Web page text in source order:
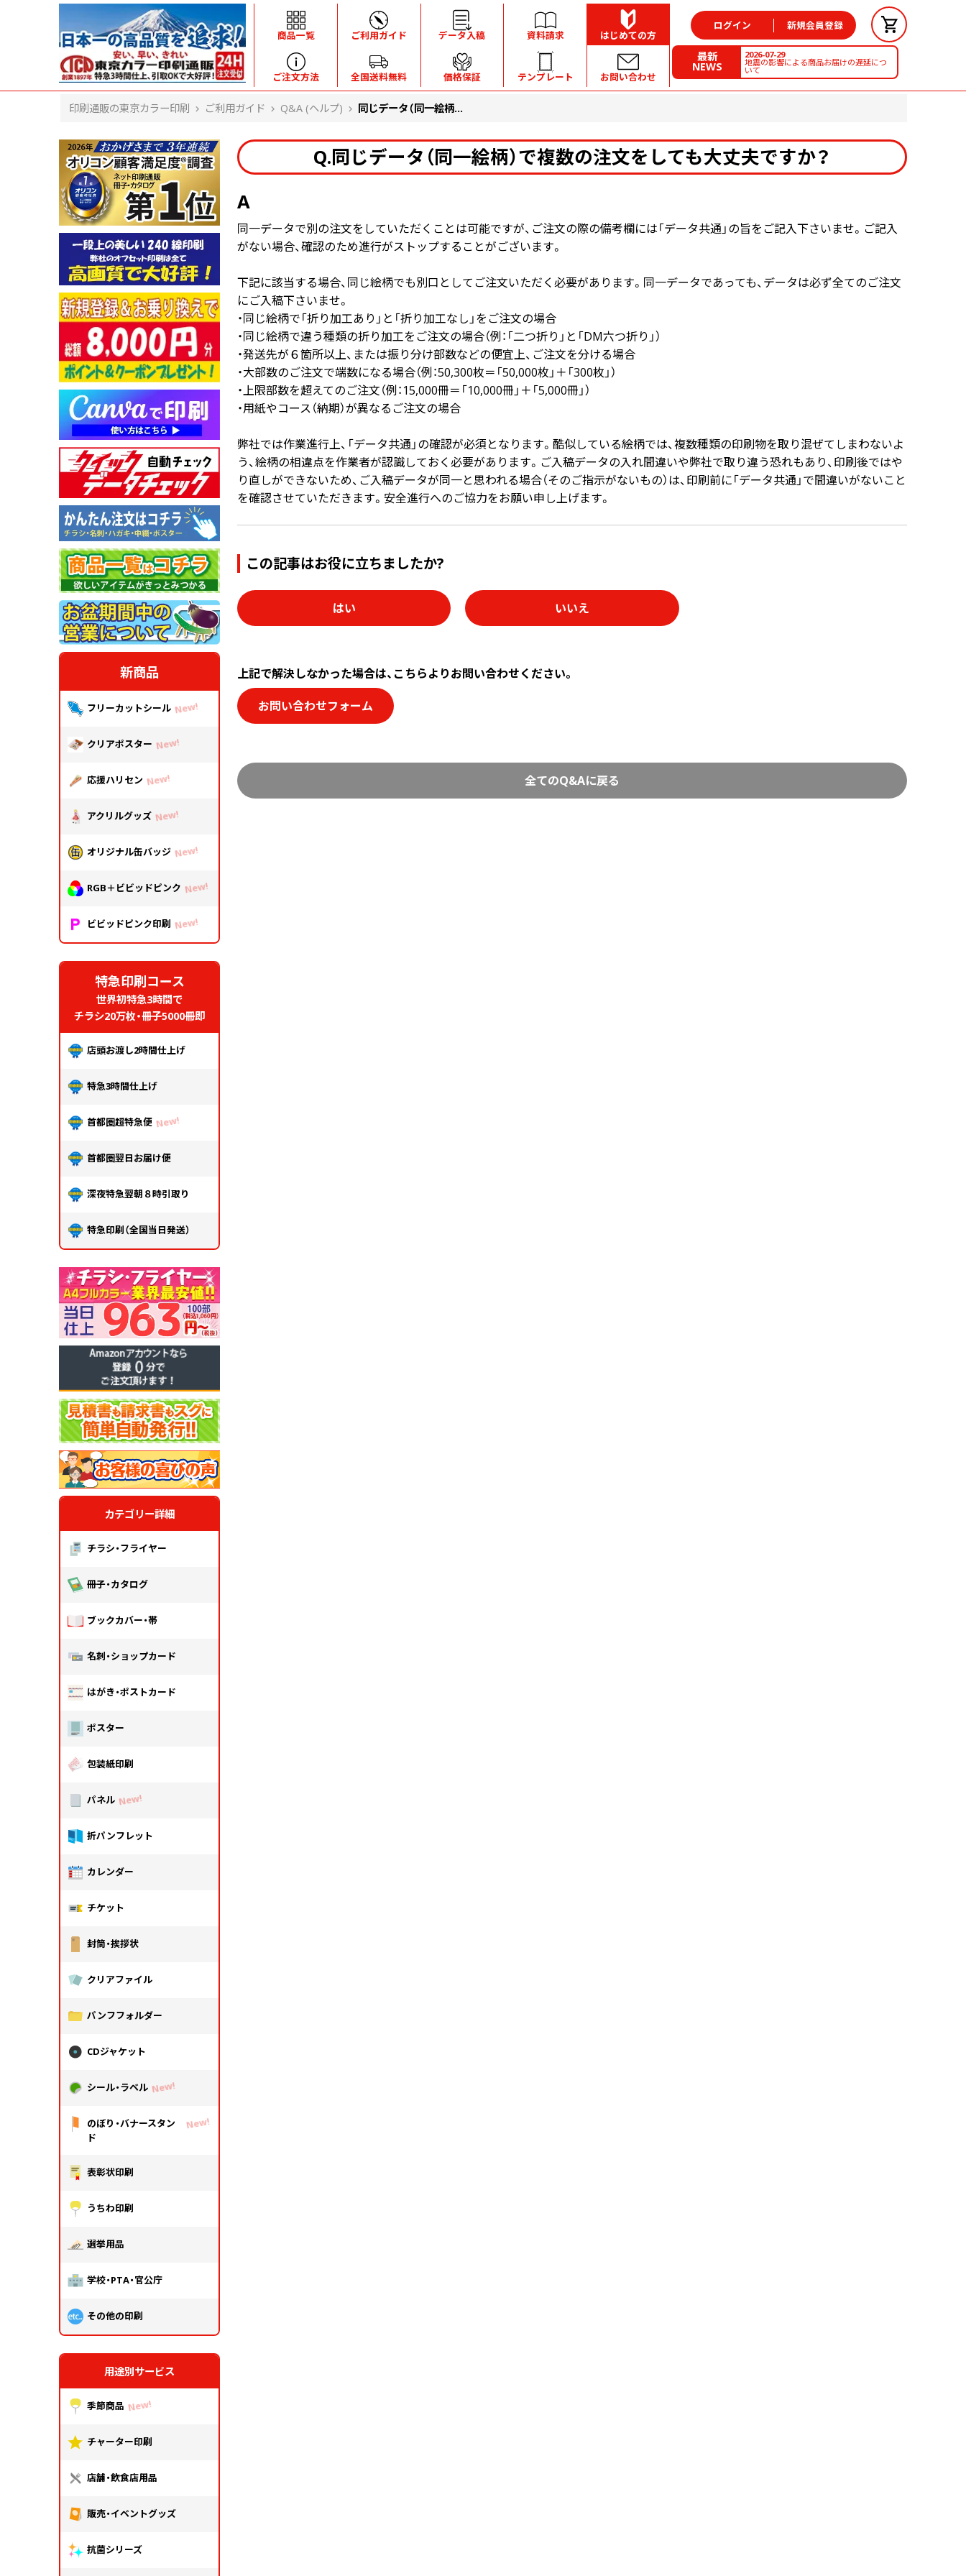
商品一覧
ご注文方法
ご利用ガイド
全国送料無料
データ入稿
価格保証
資料請求
テンプレート
はじめての方
お問い合わせ
ログイン 新規会員登録
最新
NEWS
2026-07-29
地震の影響による商品お届けの遅延につ
いて
印刷通販の東京カラー印刷 ご利用ガイド Q&A (ヘルプ) 同じデータ（同一絵柄...
Q.同じデータ（同一絵柄）で複数の注文をしても大丈夫ですか？
A
同一データで別の注文をしていただくことは可能ですが、ご注文の際の備考欄には「データ共通」の旨をご記入下さいませ。ご記入
がない場合、確認のため進行がストップすることがございます。
下記に該当する場合、同じ絵柄でも別口としてご注文いただく必要があります。同一データであっても、データは必ず全てのご注文
にご入稿下さいませ。
・同じ絵柄で「折り加工あり」と「折り加工なし」をご注文の場合
・同じ絵柄で違う種類の折り加工をご注文の場合（例：「二つ折り」と「DM六つ折り」）
・発送先が６箇所以上、または振り分け部数などの便宜上、ご注文を分ける場合
・大部数のご注文で端数になる場合（例：50,300枚＝「50,000枚」＋「300枚」）
・上限部数を超えてのご注文（例：15,000冊＝「10,000冊」＋「5,000冊」）
・用紙やコース（納期）が異なるご注文の場合
弊社では作業進行上、「データ共通」の確認が必須となります。酷似している絵柄では、複数種類の印刷物を取り混ぜてしまわないよ
う、絵柄の相違点を作業者が認識しておく必要があります。ご入稿データの入れ間違いや弊社で取り違う恐れもあり、印刷後ではや
り直しができないため、ご入稿データが同一と思われる場合（そのご指示がないもの）は、印刷前に「データ共通」で間違いがないこと
を確認させていただきます。安全進行へのご協力をお願い申し上げます。
この記事はお役に立ちましたか?
はい いいえ
上記で解決しなかった場合は、こちらよりお問い合わせください。
お問い合わせフォーム
全てのQ&Aに戻る
新商品
フリーカットシール
クリアポスター
応援ハリセン
アクリルグッズ
オリジナル缶バッジ
RGB＋ビビッドピンク
ビビッドピンク印刷
特急印刷コース
世界初特急3時間で
チラシ20万枚・冊子5000冊即
店頭お渡し2時間仕上げ
特急3時間仕上げ
首都圏超特急便
首都圏翌日お届け便
深夜特急翌朝８時引取り
特急印刷（全国当日発送）
カテゴリー詳細
チラシ・フライヤー
冊子・カタログ
ブックカバー・帯
名刺・ショップカード
はがき・ポストカード
ポスター
包装紙印刷
パネル
折パンフレット
カレンダー
チケット
封筒・挨拶状
クリアファイル
パンフフォルダー
CDジャケット
シール・ラベル
のぼり・バナースタン
ド
表彰状印刷
うちわ印刷
選挙用品
学校・PTA・官公庁
その他の印刷
用途別サービス
季節商品
チャーター印刷
店舗・飲食店用品
販売・イベントグッズ
抗菌シリーズ
ヘルプ
入金・決済後、入金情報画面に反映されま
せん。
価格表にない部数の注文は可能ですか？
出荷からお届けまでの日数を教えてくださ
い。
完成時間の目安を電話で確認できますか？
任意の部数単位で帯をかけて納品できま
すか？
領収書・納品書を発行は可能ですか？
初回特典の1000ポイントを使用するに
は？
見本と印刷データの比較はしてくれます
か？
画面表示操作
ユーザー登録ログイン
注文
入稿
データ
校正・印刷
お支払い
梱包・包装
発送・配送
変更・キャンセル
商品別のよくある質問
折り加工
中綴じ冊子
季節商品
封筒／クリアファイル